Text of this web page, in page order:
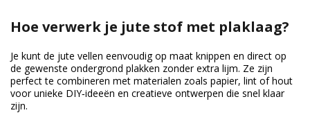
Hoe verwerk je jute stof met plaklaag?
Je kunt de jute vellen eenvoudig op maat knippen en direct op
de gewenste ondergrond plakken zonder extra lijm. Ze zijn
perfect te combineren met materialen zoals papier, lint of hout
voor unieke DIY‑ideeën en creatieve ontwerpen die snel klaar
zijn.